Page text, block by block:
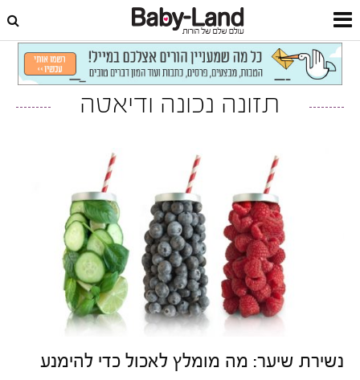
תזונה נכונה ודיאטה
נשירת שיער: מה מומלץ לאכול כדי להימנע